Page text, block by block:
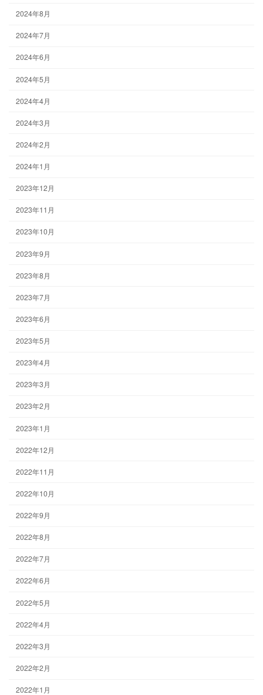
2024年8月
2024年7月
2024年6月
2024年5月
2024年4月
2024年3月
2024年2月
2024年1月
2023年12月
2023年11月
2023年10月
2023年9月
2023年8月
2023年7月
2023年6月
2023年5月
2023年4月
2023年3月
2023年2月
2023年1月
2022年12月
2022年11月
2022年10月
2022年9月
2022年8月
2022年7月
2022年6月
2022年5月
2022年4月
2022年3月
2022年2月
2022年1月